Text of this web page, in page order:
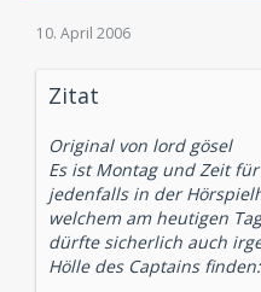
10. April 2006
Zitat
Original von lord gösel
Es ist Montag und Zeit
jedenfalls in der
welchem am heutigen
dürfte sicherlich auch
Hölle des Captains finden: